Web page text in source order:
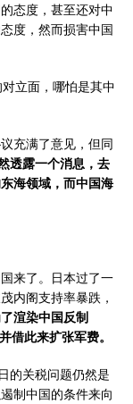
态度，甚至还对中
度，然而损害中国
立面，哪怕是其中
充满了意见，但同
透露一个消息，去
海领域，而中国海
来了。日本过了一
内阁支持率暴跌，
渲染中国反制
借此来扩张军费。
的关税问题仍然是
制中国的条件来向